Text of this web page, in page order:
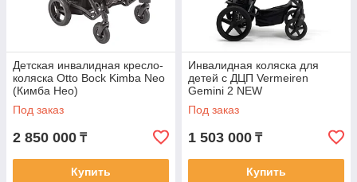
Детская инвалидная кресло-
коляска Otto Bock Kimba Neo
(Кимба Нео)
Под заказ
2 850 000 ₸
Купить
Инвалидная коляска для
детей с ДЦП Vermeiren
Gemini 2 NEW
Под заказ
1 503 000 ₸
Купить